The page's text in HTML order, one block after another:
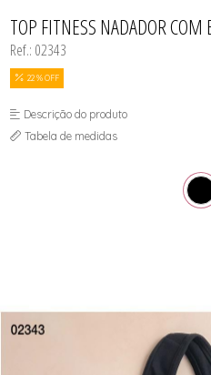
CONJUNTO
CONJUNTO BIQUÍNI
TOP FITNESS NADADOR COM
Ref.: 02343
22 % OFF
Descrição do produto
Tabela de medidas